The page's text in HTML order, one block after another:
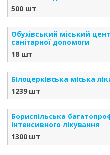
500 шт
Обухівський міський
санітарної допомоги
18 шт
Білоцерківська міська
1239 шт
Бориспільська
інтенсивного лікування
1300 шт